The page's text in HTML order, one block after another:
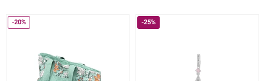
-20% -25%